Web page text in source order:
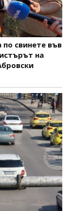
свинете във
на